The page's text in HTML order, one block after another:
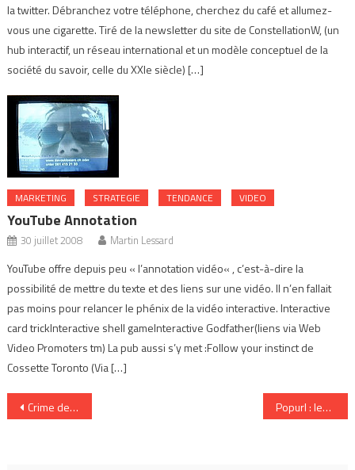
la twitter. Débranchez votre téléphone, cherchez du café et allumez-
vous une cigarette. Tiré de la newsletter du site de ConstellationW, (un
hub interactif, un réseau international et un modèle conceptuel de la
société du savoir, celle du XXIe siècle) […]
MARKETING STRATEGIE TENDANCE VIDEO
YouTube Annotation
30 juillet 2008 Martin Lessard
YouTube offre depuis peu « l’annotation vidéo« , c’est-à-dire la
possibilité de mettre du texte et des liens sur une vidéo. Il n’en fallait
pas moins pour relancer le phénix de la vidéo interactive. Interactive
card trickInteractive shell gameInteractive Godfather(liens via Web
Video Promoters tm) La pub aussi s’y met :Follow your instinct de
Cossette Toronto (Via […]
Navigation
Crime de lèse-productivité Popurl : les urls populaires percolent!